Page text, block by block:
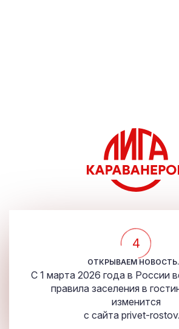
4
ОТКРЫВАЕМ
С 1 марта 2026 года в России
правила заселения в
изменится
с сайта privet-